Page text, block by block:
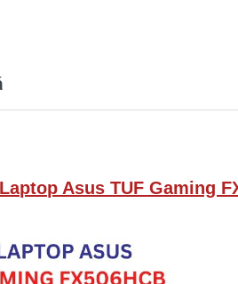
Asus TUF Gaming